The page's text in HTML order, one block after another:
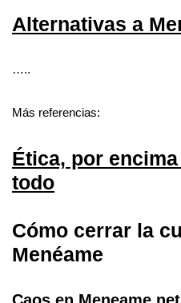
Alternativas a
…..
Más referencias:
Ética, por
todo
Cómo cerrar la
Menéame